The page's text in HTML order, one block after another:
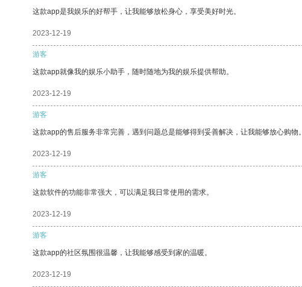
这款app是我娱乐的好帮手，让我能够放松身心，享受美好时光。
2023-12-19
游客
这款app就像我的娱乐小助手，随时随地为我的娱乐提供帮助。
2023-12-19
游客
这款app的售后服务非常完善，遇到问题总是能够得到妥善解决，让我能够放心购物。
2023-12-19
游客
这款软件的功能非常强大，可以满足我日常使用的需求。
2023-12-19
游客
这款app的社区氛围很温馨，让我能够感受到家的温暖。
2023-12-19